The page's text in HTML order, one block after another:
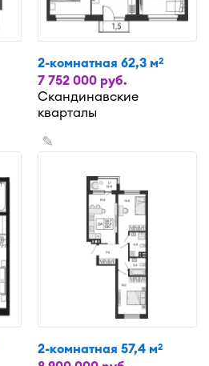
2-комнатная 62,3 м2
7 752 000 руб.
Скандинавские
кварталы
✎
2-комнатная 57,4 м2